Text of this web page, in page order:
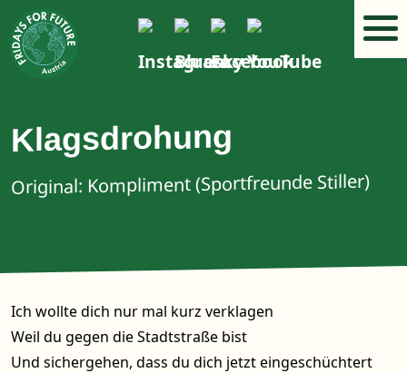
Klagsdrohung
Original: Kompliment (Sportfreunde Stiller)
Ich wollte dich nur mal kurz verklagen
Weil du gegen die Stadtstraße bist
Und sichergehen, dass du dich jetzt eingeschüchtert